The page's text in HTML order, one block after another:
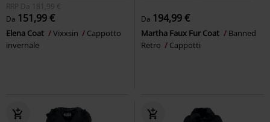
RRP
Da
181,99 €
Da 151,99 €
Elena Coat Vixxsin
Cappotto
invernale
Da 194,99 €
Martha Faux Fur Coat
Banned
Retro
Cappotti